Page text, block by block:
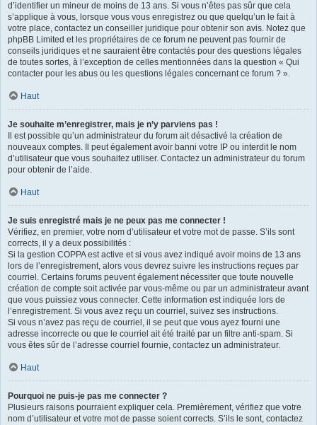
d’identifier un mineur de moins de 13 ans. Si vous n’êtes pas sûr que cela
s’applique à vous, lorsque vous vous enregistrez ou que quelqu’un le fait à
votre place, contactez un conseiller juridique pour obtenir son avis. Notez que
phpBB Limited et les propriétaires de ce forum ne peuvent pas fournir de
conseils juridiques et ne sauraient être contactés pour des questions légales
de toutes sortes, à l’exception de celles mentionnées dans la question « Qui
contacter pour les abus ou les questions légales concernant ce forum ? ».
Haut
Je souhaite m’enregistrer, mais je n’y parviens pas !
Il est possible qu’un administrateur du forum ait désactivé la création de
nouveaux comptes. Il peut également avoir banni votre IP ou interdit le nom
d’utilisateur que vous souhaitez utiliser. Contactez un administrateur du forum
pour obtenir de l’aide.
Haut
Je suis enregistré mais je ne peux pas me connecter !
Vérifiez, en premier, votre nom d’utilisateur et votre mot de passe. S’ils sont
corrects, il y a deux possibilités :
Si la gestion COPPA est active et si vous avez indiqué avoir moins de 13 ans
lors de l’enregistrement, alors vous devrez suivre les instructions reçues par
courriel. Certains forums peuvent également nécessiter que toute nouvelle
création de compte soit activée par vous-même ou par un administrateur avant
que vous puissiez vous connecter. Cette information est indiquée lors de
l’enregistrement. Si vous avez reçu un courriel, suivez ses instructions.
Si vous n’avez pas reçu de courriel, il se peut que vous ayez fourni une
adresse incorrecte ou que le courriel ait été traité par un filtre anti-spam. Si
vous êtes sûr de l’adresse courriel fournie, contactez un administrateur.
Haut
Pourquoi ne puis-je pas me connecter ?
Plusieurs raisons pourraient expliquer cela. Premièrement, vérifiez que votre
nom d’utilisateur et votre mot de passe soient corrects. S’ils le sont, contactez